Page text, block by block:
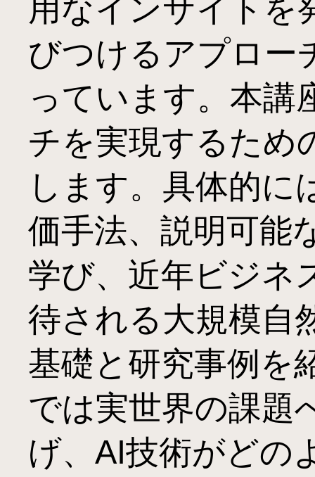
用なインサイトを
びつけるアプロー
っています。本講
チを実現するため
します。具体的に
価手法、説明可能
学び、近年ビジネ
待される大規模自
基礎と研究事例を
では実世界の課題
げ、AI技術がどの